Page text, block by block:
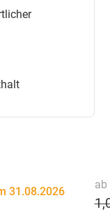
31.08.2026
ab